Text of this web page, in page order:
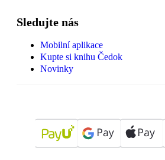
Sledujte nás
Mobilní aplikace
Kupte si knihu Čedok
Novinky